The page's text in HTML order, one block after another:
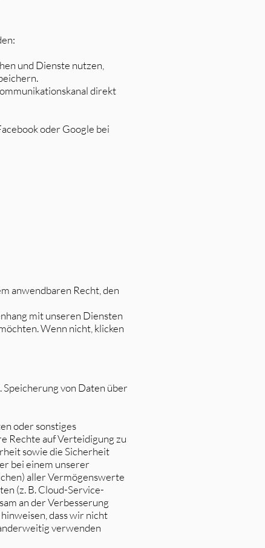
und Dienste nutzen,
direkt
oder Google bei
anwendbaren Recht, den
mit unseren Diensten
Wenn nicht, klicken
von Daten über
oder sonstiges
Rechte auf Verteidigung zu
sowie die Sicherheit
bei einem unserer
aller Vermögenswerte
(z. B. Cloud-Service-
an der Verbesserung
dass wir nicht
verwenden